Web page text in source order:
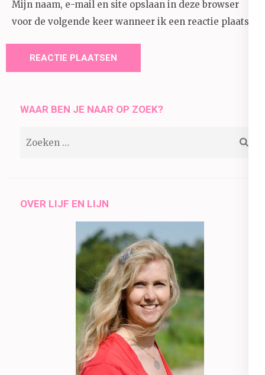
Mijn naam, e-mail en site opslaan in deze browser
voor de volgende keer wanneer ik een reactie plaats.
WAAR BEN JE NAAR OP ZOEK?
OVER LIJF EN LIJN